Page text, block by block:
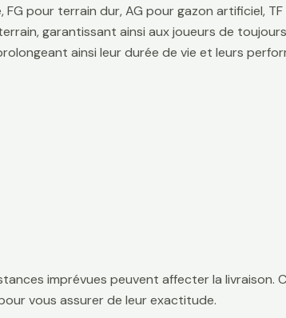
pour terrain dur, AG pour gazon artificiel,
garantissant ainsi aux joueurs de
ainsi leur durée de vie et leurs
imprévues peuvent affecter la livraison.
vous assurer de leur exactitude.